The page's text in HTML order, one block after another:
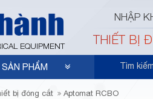
EQUIPMENT
NHẬP
THIẾT BỊ
PHẨM Tìm
bị đóng cắt Aptomat RCBO